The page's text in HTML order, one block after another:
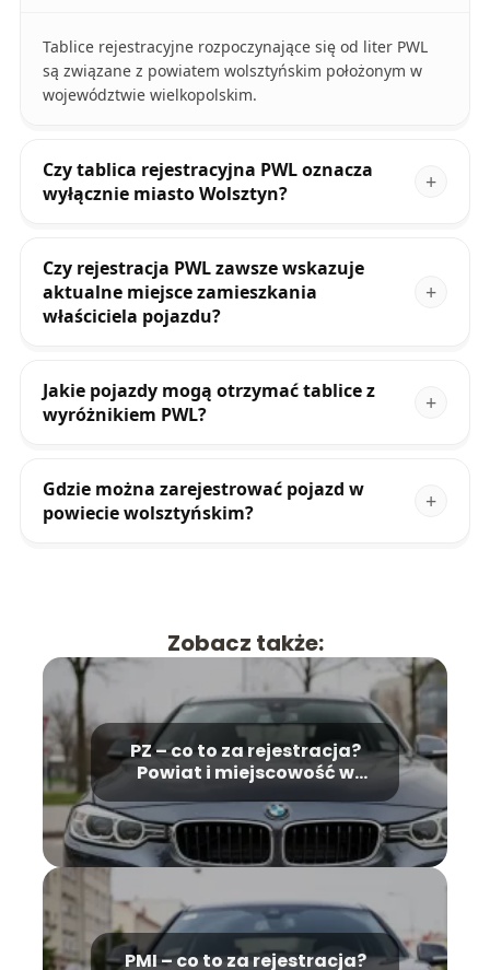
Tablice rejestracyjne rozpoczynające się od liter PWL
są związane z powiatem wolsztyńskim położonym w
województwie wielkopolskim.
Czy tablica rejestracyjna PWL oznacza
wyłącznie miasto Wolsztyn?
Czy rejestracja PWL zawsze wskazuje
aktualne miejsce zamieszkania
właściciela pojazdu?
Jakie pojazdy mogą otrzymać tablice z
wyróżnikiem PWL?
Gdzie można zarejestrować pojazd w
powiecie wolsztyńskim?
Zobacz także:
PZ – co to za rejestracja?
Powiat i miejscowość w
PMI – co to za rejestracja?